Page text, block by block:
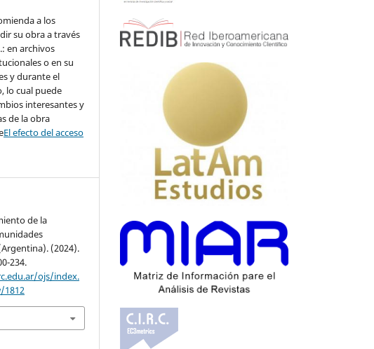
a los
su obra a través
en archivos
o en su
y durante el
lo cual puede
interesantes y
de la obra
El efecto del acceso
de la
(2024).
234.
ojs/index.